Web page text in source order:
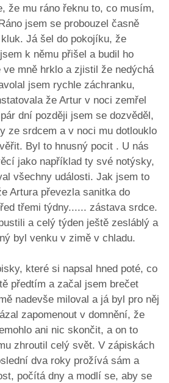
že mu ráno řeknu to, co musím,
jsem se probouzel časně
Já šel do pokojíku, že
k němu přišel a budil ho
ve mně hrklo a zjistil že nedýchá
jsem rychle záchranku,
že Artur v noci zemřel
dní později jsem se dozvěděl,
ze srdcem a v noci mu dotlouklo
Byl to hnusný pocit . U nás
jako například ty své notýsky,
všechny události. Jak jsem to
Artura převezla sanitka do
třemi týdny...... zástava srdce.
a celý týden ještě zesláblý a
byl venku v zimě v chladu.
které si napsal hned poté, co
předtím a začal jsem brečet
nadevše miloval a já byl pro něj
zapomenout v domnění, že
ani nic skončit, a on to
zhroutil celý svět. V zápiskách
dva roky prožívá sám a
počítá dny a modlí se, aby se